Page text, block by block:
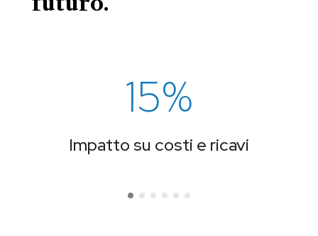
15%
Impatto su costi e ricavi